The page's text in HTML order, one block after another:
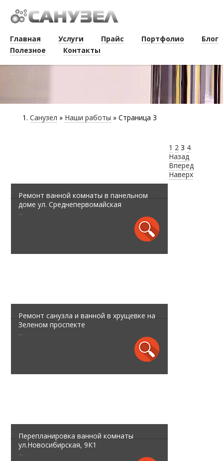
Главная Услуги Прайс Портфолио
Блог
Полезное
Контакты
Санузел » Наши работы » Страница 3
Ремонт ванной комнаты в панельном
доме ул. Среднепервомайская
...
Ремонт санузла и ванной в хрущевке на
Зеленом проспекте
...
Перепланировка ванной комнаты
ул.Новосибирская, 9К1
...
1 2 3 4
Назад
Вперед
Наверх